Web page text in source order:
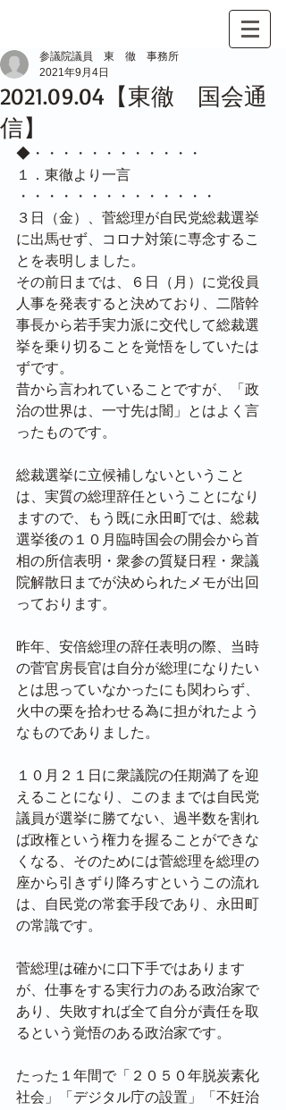
2021.09.04【東徹 国会通
信】
参議院議員 東 徹 事務所
2021年9月4日
◆・・・・・・・・・・・・
１．東徹より一言
・・・・・・・・・・・・・・
３日（金）、菅総理が自民党総裁選挙
に出馬せず、コロナ対策に専念するこ
とを表明しました。
その前日までは、６日（月）に党役員
人事を発表すると決めており、二階幹
事長から若手実力派に交代して総裁選
挙を乗り切ることを覚悟をしていたは
ずです。
昔から言われていることですが、「政
治の世界は、一寸先は闇」とはよく言
ったものです。
総裁選挙に立候補しないということ
は、実質の総理辞任ということになり
ますので、もう既に永田町では、総裁
選挙後の１０月臨時国会の開会から首
相の所信表明・衆参の質疑日程・衆議
院解散日までが決められたメモが出回
っております。
昨年、安倍総理の辞任表明の際、当時
の菅官房長官は自分が総理になりたい
とは思っていなかったにも関わらず、
火中の栗を拾わせる為に担がれたよう
なものでありました。
１０月２１日に衆議院の任期満了を迎
えることになり、このままでは自民党
議員が選挙に勝てない、過半数を割れ
ば政権という権力を握ることができな
くなる、そのためには菅総理を総理の
座から引きずり降ろすというこの流れ
は、自民党の常套手段であり、永田町
の常識です。
菅総理は確かに口下手ではあります
が、仕事をする実行力のある政治家で
あり、失敗すれば全て自分が責任を取
るという覚悟のある政治家です。
たった１年間で「２０５０年脱炭素化
社会」「デジタル庁の設置」「不妊治